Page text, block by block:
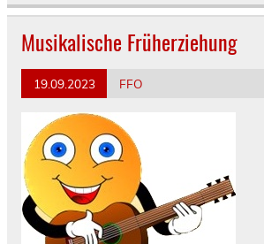
Musikalische Früherziehung
19.09.2023 FFO